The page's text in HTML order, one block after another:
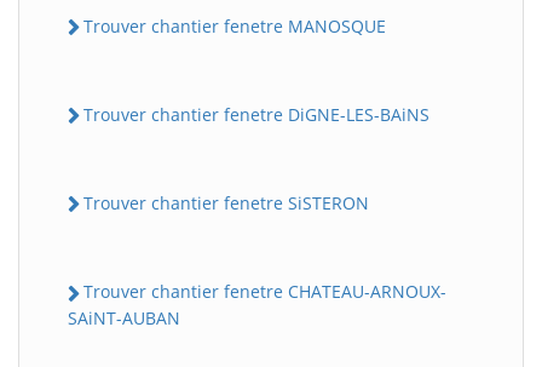
Trouver chantier fenetre MANOSQUE
Trouver chantier fenetre DiGNE-LES-BAiNS
Trouver chantier fenetre SiSTERON
Trouver chantier fenetre CHATEAU-ARNOUX-
SAiNT-AUBAN